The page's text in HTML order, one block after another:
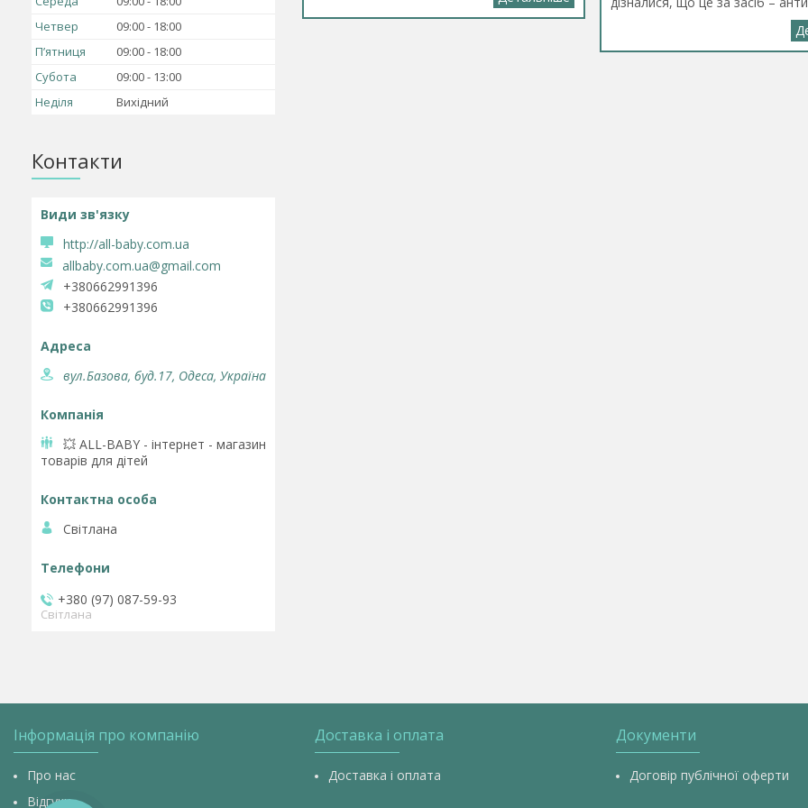
Четвер
09:00
18:00
Пʼятниця
09:00
18:00
Субота
09:00
13:00
Неділя
Вихідний
Контакти
http://all-baby.com.ua
allbaby.com.ua@gmail.com
+380662991396
+380662991396
вул.Базова, буд.17, Одеса, Україна
💥 ALL-BABY - інтернет - магазин
товарів для дітей
Світлана
+380 (97) 087-59-93
Світлана
Інформація про компанію
Про нас
Відгуки
Доставка і оплата
Доставка і оплата
Документи
Договір публічної оферти